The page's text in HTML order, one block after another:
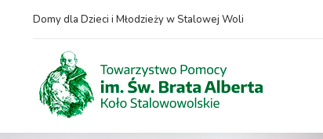
Domy dla Dzieci i Młodzieży w Stalowej Woli